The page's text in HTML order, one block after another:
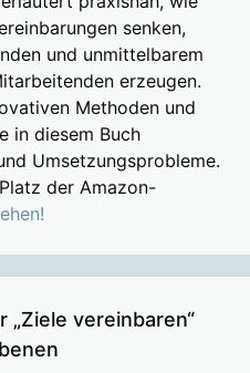
senken,
und unmittelbarem
erzeugen.
Methoden und
in diesem Buch
Umsetzungsprobleme.
der Amazon-
„Ziele vereinbaren“